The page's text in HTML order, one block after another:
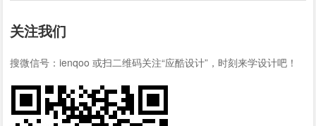
关注我们
搜微信号：ienqoo 或扫二维码关注“应酷设计”，时刻来学设计吧！